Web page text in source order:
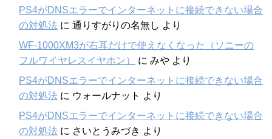
PS4がDNSエラーでインターネットに接続できない場合
の対処法 に 通りすがりの名無し より
WF-1000XM3が右耳だけで使えなくなった（ソニーの
フルワイヤレスイヤホン）
に みや より
PS4がDNSエラーでインターネットに接続できない場合
の対処法 に ウォールナット より
PS4がDNSエラーでインターネットに接続できない場合
の対処法 に さいとうみづき より